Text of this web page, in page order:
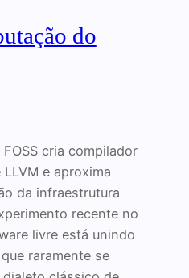
do
cria compilador
e aproxima
da infraestrutura
recente no
livre está unindo
raramente se